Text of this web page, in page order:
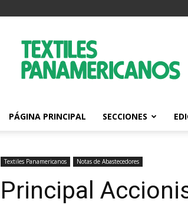
Textiles
Panamericanos
PÁGINA PRINCIPAL SECCIONES
Textiles Panamericanos Notas de Abastecedores
Principal